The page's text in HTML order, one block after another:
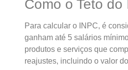
Como o Teto
Para calcular o INPC, é
ganham até 5 salários
produtos e serviços que
reajustes, incluindo o valor